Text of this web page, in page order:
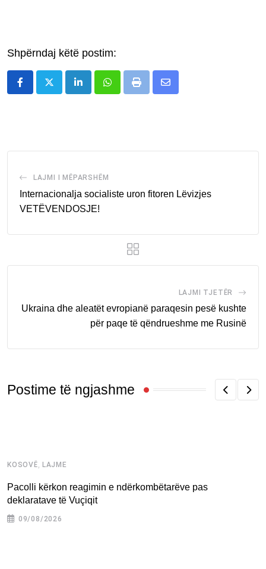
Shpërndaj këtë postim:
LinkedInWhatsappPrint
Share
LAJMI I MËPARSHËM
Internacionalja socialiste uron fitoren Lëvizjes
VETËVENDOSJE!
LAJMI TJETËR
Ukraina dhe aleatët evropianë paraqesin pesë kushte
për paqe të qëndrueshme me Rusinë
Postime të ngjashme
KOSOVË, LAJME
Pacolli kërkon reagimin e ndërkombëtarëve pas
deklaratave të Vuçiqit
09/08/2026